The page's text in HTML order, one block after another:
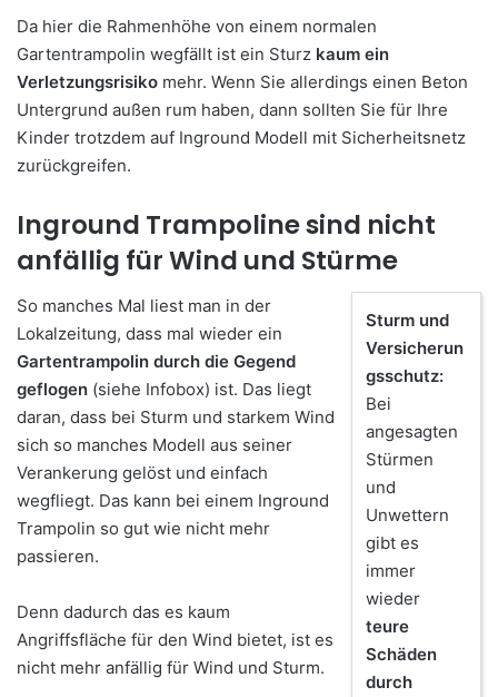
Da hier die Rahmenhöhe von einem normalen
Gartentrampolin wegfällt ist ein Sturz kaum ein
Verletzungsrisiko mehr. Wenn Sie allerdings einen Beton
Untergrund außen rum haben, dann sollten Sie für Ihre
Kinder trotzdem auf Inground Modell mit Sicherheitsnetz
zurückgreifen.
Inground Trampoline sind nicht
anfällig für Wind und Stürme
Sturm und
Versicherun
gsschutz:
Bei
angesagten
Stürmen
und
Unwettern
gibt es
immer
wieder
teure
Schäden
durch
So manches Mal liest man in der
Lokalzeitung, dass mal wieder ein
Gartentrampolin durch die Gegend
geflogen (siehe Infobox) ist. Das liegt
daran, dass bei Sturm und starkem Wind
sich so manches Modell aus seiner
Verankerung gelöst und einfach
wegfliegt. Das kann bei einem Inground
Trampolin so gut wie nicht mehr
passieren.
Denn dadurch das es kaum
Angriffsfläche für den Wind bietet, ist es
nicht mehr anfällig für Wind und Sturm.